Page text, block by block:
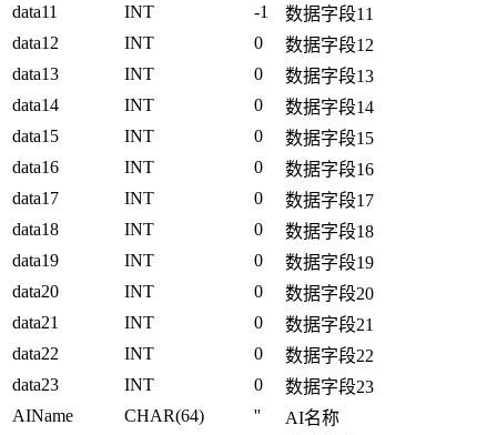
data11
INT -1
数据字段11
data12
INT 0
数据字段12
data13
INT 0
数据字段13
data14
INT 0
数据字段14
data15
INT 0
数据字段15
data16
INT 0
数据字段16
data17
INT 0
数据字段17
data18
INT 0
数据字段18
data19
INT 0
数据字段19
data20
INT 0
数据字段20
data21
INT 0
数据字段21
data22
INT 0
数据字段22
data23
INT 0
数据字段23
AIName
CHAR(64) ''
AI名称